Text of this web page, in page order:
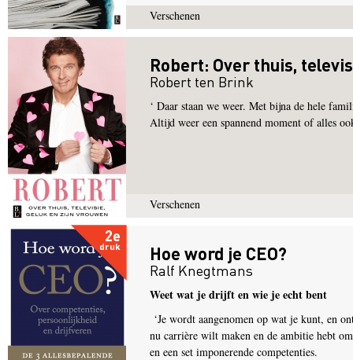
Verschenen
Robert: Over thuis,
Robert ten Brink
‘ Daar staan we weer. Met bijna de hele
Altijd weer een spannend moment of alles
Verschenen
2e
druk Hoe word je CEO?
Ralf Knegtmans
Weet wat je drijft en wie je echt bent
‘Je wordt aangenomen op wat je kunt, en
nu carrière wilt maken en de ambitie hebt
en een set imponerende competenties.